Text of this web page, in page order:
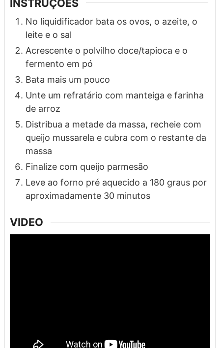
INSTRUÇÕES
No liquidificador bata os ovos, o azeite, o
leite e o sal
Acrescente o polvilho doce/tapioca e o
fermento em pó
Bata mais um pouco
Unte um refratário com manteiga e farinha
de arroz
Distribua a metade da massa, recheie com
queijo mussarela e cubra com o restante da
massa
Finalize com queijo parmesão
Leve ao forno pré aquecido a 180 graus por
aproximadamente 30 minutos
VIDEO